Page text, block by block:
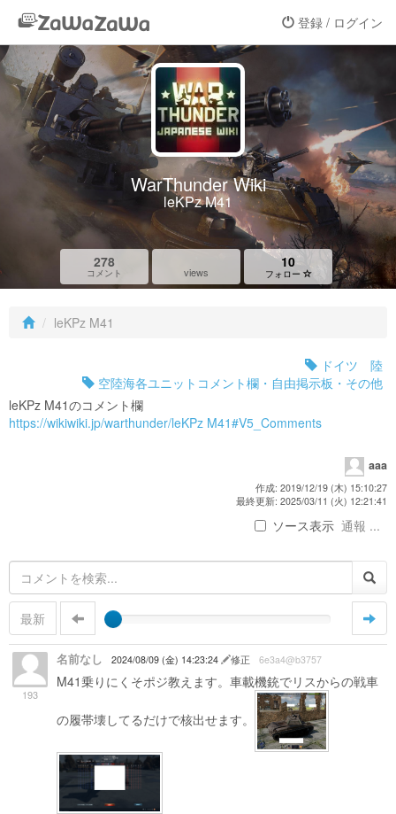
登録 / ログイン
WarThunder Wiki
leKPz M41
278
コメント views
10
フォロー
leKPz M41
ドイツ 陸
空陸海各ユニットコメント欄・自由掲示板・その他
leKPz M41のコメント欄
https://wikiwiki.jp/warthunder/leKPz M41#V5_Comments
aaa
作成: 2019/12/19 (木) 15:10:27
最終更新: 2025/03/11 (火) 12:21:41
ソース表示 通報 ...
最新
193
名前なし 2024/08/09 (金) 14:23:24 修正 6e3a4@b3757
M41乗りにくそポジ教えます。車載機銃でリスからの戦車
の履帯壊してるだけで核出せます。